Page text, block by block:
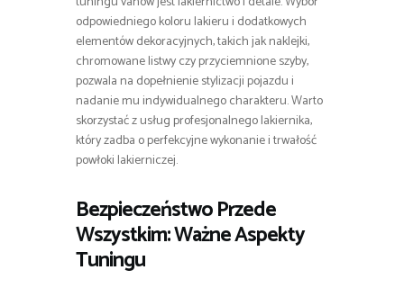
odpowiedniego koloru lakieru i dodatkowych
elementów dekoracyjnych, takich jak naklejki,
chromowane listwy czy przyciemnione szyby,
pozwala na dopełnienie stylizacji pojazdu i
nadanie mu indywidualnego charakteru. Warto
skorzystać z usług profesjonalnego lakiernika,
który zadba o perfekcyjne wykonanie i trwałość
powłoki lakierniczej.
Bezpieczeństwo Przede
Wszystkim: Ważne Aspekty
Tuningu